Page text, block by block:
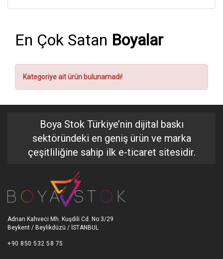
En Çok Satan Boyalar
Kategoriye ait ürün bulunamadı!
Boya Stok Türkiye’nin dijital baskı
sektöründeki en geniş ürün ve marka
çeşitliliğine sahip ilk e-ticaret sitesidir.
Adnan Kahveci Mh. Kuşdili Cd. No:3/29
Beykent / Beylikdüzü / İSTANBUL
+90 850 532 58 75